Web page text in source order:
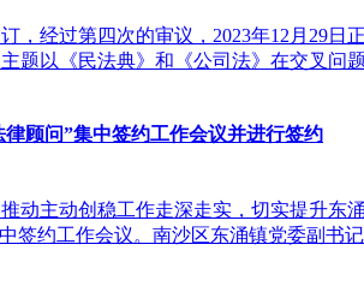
，经过第四次的审议，2023年12月29
题以《民法典》和《公司法》在交叉问
顾问”集中签约工作会议并进行签约
动主动创稳工作走深走实，切实提升东
签约工作会议。南沙区东涌镇党委副